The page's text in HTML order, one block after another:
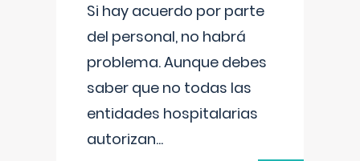
Si hay acuerdo por parte
del personal, no habrá
problema. Aunque debes
saber que no todas las
entidades hospitalarias
autorizan...